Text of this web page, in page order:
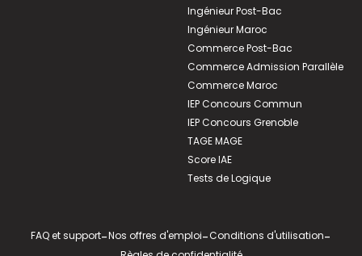
Ingénieur Post-Bac
Ingénieur Maroc
Commerce Post-Bac
Commerce Admission Parallèle
Commerce Maroc
IEP Concours Commun
IEP Concours Grenoble
TAGE MAGE
Score IAE
Tests de Logique
FAQ et support-Nos offres d'emploi-Conditions d'utilisation-